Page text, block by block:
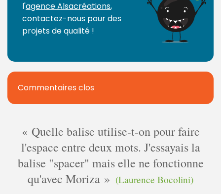
l'agence Alsacréations,
contactez-nous pour des
projets de qualité !
Commentaires clos
Quelle balise utilise-t-on pour faire
l'espace entre deux mots. J'essayais la
balise "spacer" mais elle ne fonctionne
qu'avec Moriza
(Laurence Bocolini)